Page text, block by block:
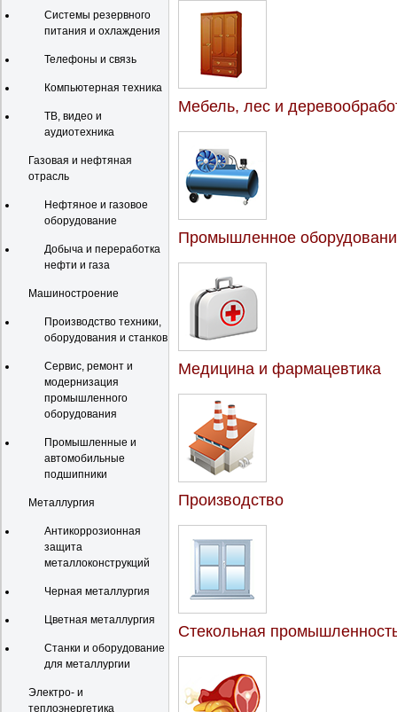
Системы резервного
питания и охлаждения
Телефоны и связь
Компьютерная техника
ТВ, видео и
аудиотехника
Газовая и нефтяная
отрасль
Нефтяное и газовое
оборудование
Добыча и переработка
нефти и газа
Машиностроение
Производство техники,
оборудования и станков
Сервис, ремонт и
модернизация
промышленного
оборудования
Промышленные и
автомобильные
подшипники
Металлургия
Антикоррозионная
защита
металлоконструкций
Черная металлургия
Цветная металлургия
Станки и оборудование
для металлургии
Электро- и
теплоэнергетика
Мебель, лес и
Промышленное
Медицина и фармацевтика
Производство
Стекольная